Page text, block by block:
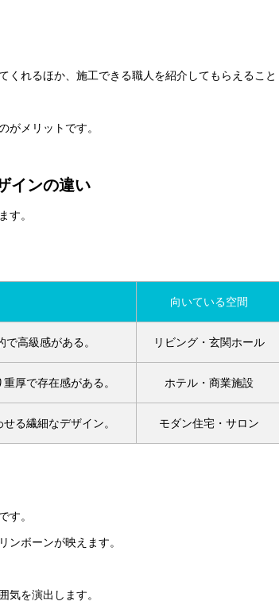
くれるほか、施工できる職人を紹介してもらえること
がメリットです。
インの違い
す。
向いている空間
高級感がある。 リビング・玄関ホール
厚で存在感がある。 ホテル・商業施設
る繊細なデザイン。 モダン住宅・サロン
す。
ンボーンが映えます。
気を演出します。